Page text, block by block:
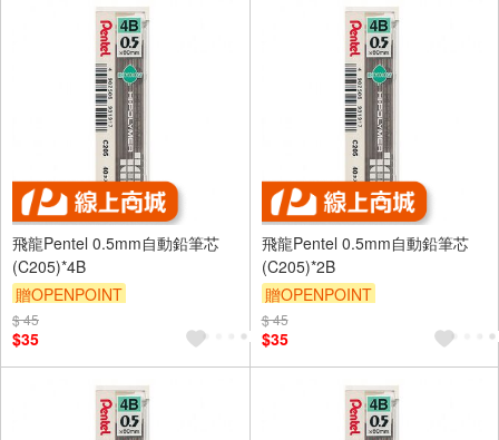
飛龍Pentel 0.5mm自動鉛筆芯
(C205)*4B
贈OPENPOINT
$ 45
$35
飛龍Pentel 0.5mm自動鉛筆芯
(C205)*2B
贈OPENPOINT
$ 45
$35